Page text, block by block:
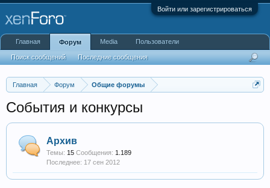
Войти или зарегистрироваться
Главная Форум Общие форумы
События и конкурсы
Архив
Темы: 15 Сообщения: 1.189
17 сен 2012
Главная Форум
Поиск сообщений Последние сообщения
Media Пользователи